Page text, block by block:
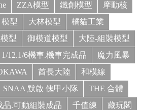
ZZA模型 鐵創模型
摩動核
型 大林模型
橘貓工業
型 御模道模型
大陸-組裝模型
12.1/6機車.機車完成品
魔力風暴
酋長大陸
和模線
SNAA 默啟 傀甲小隊
THE 合體
品.可動組裝成品
千值練
藏玩閣